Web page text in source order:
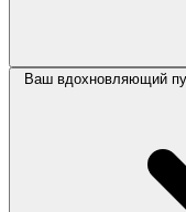
Ваш вдохновляющий